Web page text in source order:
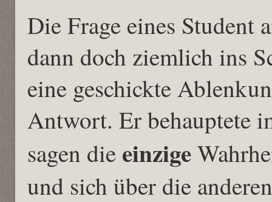
Die Frage eines Student
dann doch ziemlich ins
eine geschickte
Antwort. Er behauptete
sagen die einzige
und sich über die